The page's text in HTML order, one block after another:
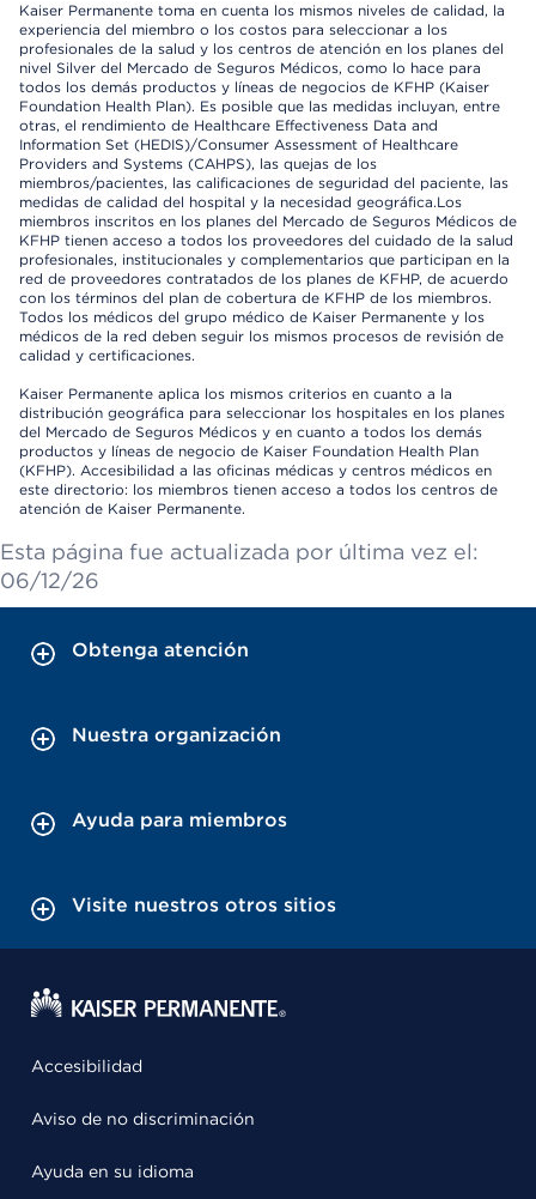
Kaiser Permanente toma en cuenta los mismos niveles de calidad, la
experiencia del miembro o los costos para seleccionar a los
profesionales de la salud y los centros de atención en los planes del
nivel Silver del Mercado de Seguros Médicos, como lo hace para
todos los demás productos y líneas de negocios de KFHP (Kaiser
Foundation Health Plan). Es posible que las medidas incluyan, entre
otras, el rendimiento de Healthcare Effectiveness Data and
Information Set (HEDIS)/Consumer Assessment of Healthcare
Providers and Systems (CAHPS), las quejas de los
miembros/pacientes, las calificaciones de seguridad del paciente, las
medidas de calidad del hospital y la necesidad geográfica.Los
miembros inscritos en los planes del Mercado de Seguros Médicos de
KFHP tienen acceso a todos los proveedores del cuidado de la salud
profesionales, institucionales y complementarios que participan en la
red de proveedores contratados de los planes de KFHP, de acuerdo
con los términos del plan de cobertura de KFHP de los miembros.
Todos los médicos del grupo médico de Kaiser Permanente y los
médicos de la red deben seguir los mismos procesos de revisión de
calidad y certificaciones.
Kaiser Permanente aplica los mismos criterios en cuanto a la
distribución geográfica para seleccionar los hospitales en los planes
del Mercado de Seguros Médicos y en cuanto a todos los demás
productos y líneas de negocio de Kaiser Foundation Health Plan
(KFHP). Accesibilidad a las oficinas médicas y centros médicos en
este directorio: los miembros tienen acceso a todos los centros de
atención de Kaiser Permanente.
Esta página fue actualizada por última vez el:
06/12/26
Obtenga atención
Nuestra organización
Ayuda para miembros
Visite nuestros otros sitios
Accesibilidad
Aviso de no discriminación
Ayuda en su idioma